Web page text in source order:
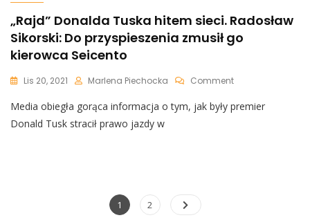
„Rajd” Donalda Tuska hitem sieci. Radosław
Sikorski: Do przyspieszenia zmusił go
kierowca Seicento
Lis 20, 2021 Marlena Piechocka CommentOn
Donalda
Media obiegła gorąca informacja o tym, jak były premier
Donald Tusk stracił prawo jazdy w
Nawigacja
Page
1 Page
2